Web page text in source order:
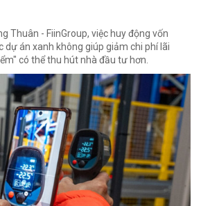
Thuân - FiinGroup, việc huy động vốn
dự án xanh không giúp giảm chi phí lãi
có thể thu hút nhà đầu tư hơn.